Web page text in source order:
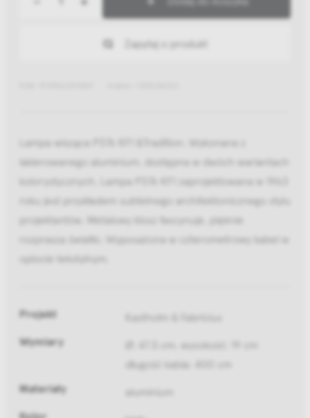
Zapytaj o produkt
Lampa wisząca P376 KF1 &Tradition. Wykonana z
lakierowanego aluminium, dostępna w dwóch wariantach
kolorystycznych. Lampa P376 KF1 zaprojektowana w 1963
roku jest przykładem subtelnego architektonicznego stylu
projektantów. Metalowy klosz fascynuje, pięknie
rozprasza światło. Wyposażona w czterometrowy kabel w
oplocie tekstylnym.
Projekt Kastholm & Fabricius
Wymiary
Ø: 47.5 cm, wysokość: 19 cm
długość kabla: 400 cm
Materiały aluminium